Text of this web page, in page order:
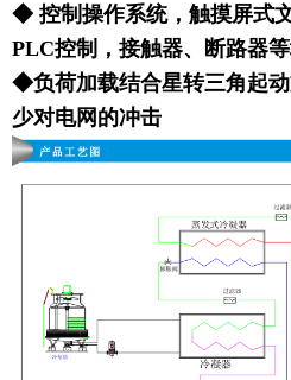
◆ 控制操作系统，触摸屏式
PLC控制，接触器、断路器等
◆负荷加载结合星转三角起
少对电网的冲击